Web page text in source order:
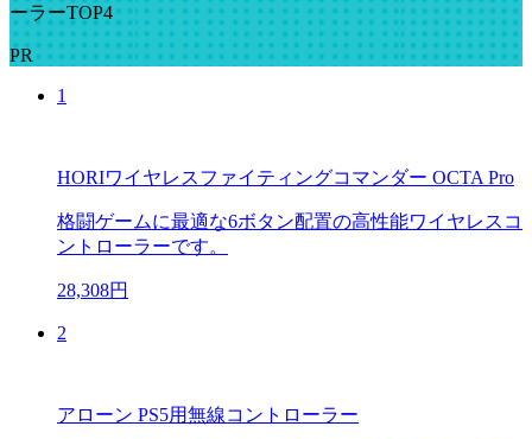
ーラーTOP4
PR
1
HORIワイヤレスファイティングコマンダー OCTA Pro
格闘ゲームに最適な6ボタン配置の高性能ワイヤレスコ
ントローラーです。
28,308円
2
アローン PS5用無線コントローラー